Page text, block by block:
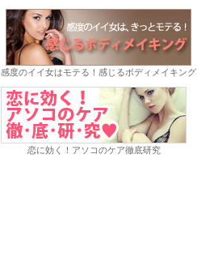
感度のイイ女はモテる！感じるボディメイキング
恋に効く！アソコのケア徹底研究